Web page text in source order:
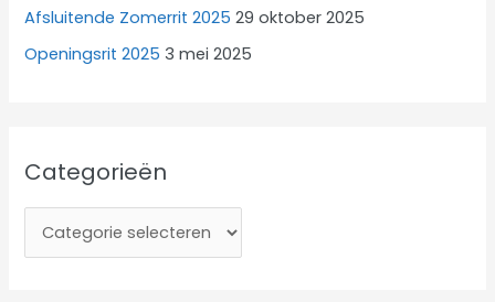
Afsluitende Zomerrit 2025 29 oktober 2025
Openingsrit 2025 3 mei 2025
Categorieën
a